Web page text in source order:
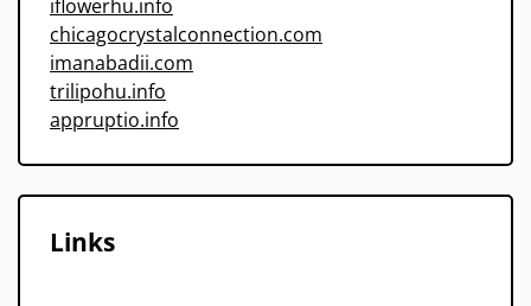
iflowerhu.info
chicagocrystalconnection.com
imanabadii.com
trilipohu.info
appruptio.info
Links